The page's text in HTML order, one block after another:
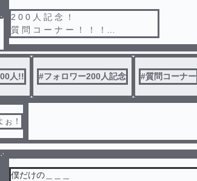
2 0 0 人 記 念 ！
質 問 コ ー ナ ー ！ ！ ！
1 人 何 個 で も 質 問 し て い い よ ！
人!! #フォロワー200人記念 #質問コーナー
！
僕だけの＿＿＿